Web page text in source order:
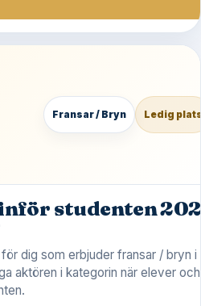
Fransar / Bryn Ledig
studenten
dig som erbjuder fransar / bryn i
aktören i kategorin när elever och